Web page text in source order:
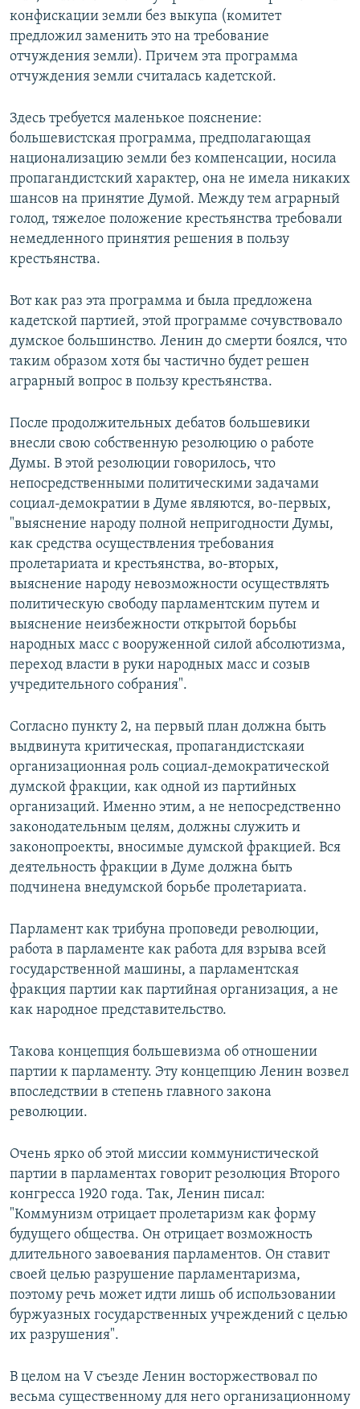
конфискации земли без выкупа (комитет
предложил заменить это на требование
отчуждения земли). Причем эта программа
отчуждения земли считалась кадетской.
Здесь требуется маленькое пояснение:
большевистская программа, предполагающая
национализацию земли без компенсации, носила
пропагандистский характер, она не имела никаких
шансов на принятие Думой. Между тем аграрный
голод, тяжелое положение крестьянства требовали
немедленного принятия решения в пользу
крестьянства.
Вот как раз эта программа и была предложена
кадетской партией, этой программе сочувствовало
думское большинство. Ленин до смерти боялся, что
таким образом хотя бы частично будет решен
аграрный вопрос в пользу крестьянства.
После продолжительных дебатов большевики
внесли свою собственную резолюцию о работе
Думы. В этой резолюции говорилось, что
непосредственными политическими задачами
социал-демократии в Думе являются, во-первых,
"выяснение народу полной непригодности Думы,
как средства осуществления требования
пролетариата и крестьянства, во-вторых,
выяснение народу невозможности осуществлять
политическую свободу парламентским путем и
выяснение неизбежности открытой борьбы
народных масс с вооруженной силой абсолютизма,
переход власти в руки народных масс и созыв
учредительного собрания".
Согласно пункту 2, на первый план должна быть
выдвинута критическая, пропагандистскаяи
организационная роль социал-демократической
думской фракции, как одной из партийных
организаций. Именно этим, а не непосредственно
законодательным целям, должны служить и
законопроекты, вносимые думской фракцией. Вся
деятельность фракции в Думе должна быть
подчинена внедумской борьбе пролетариата.
Парламент как трибуна проповеди революции,
работа в парламенте как работа для взрыва всей
государственной машины, а парламентская
фракция партии как партийная организация, а не
как народное представительство.
Такова концепция большевизма об отношении
партии к парламенту. Эту концепцию Ленин возвел
впоследствии в степень главного закона
революции.
Очень ярко об этой миссии коммунистической
партии в парламентах говорит резолюция Второго
конгресса 1920 года. Так, Ленин писал:
"Коммунизм отрицает пролетаризм как форму
будущего общества. Он отрицает возможность
длительного завоевания парламентов. Он ставит
своей целью разрушение парламентаризма,
поэтому речь может идти лишь об использовании
буржуазных государственных учреждений с целью
их разрушения".
В целом на V съезде Ленин восторжествовал по
весьма существенному для него организационному